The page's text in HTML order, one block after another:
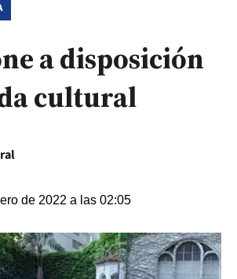
a disposición
cultural
de 2022 a las 02:05